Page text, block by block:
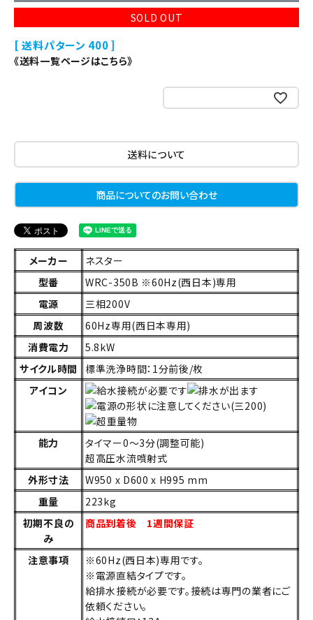
SOLD OUT
送料パターン 400
《送料一覧ページはこちら》
送料について
商品についてのお問い合わせ
メーカー
ネスター
型番
WRC-350B ※60Hz(西日本)専用
電源
三相200V
周波数
60Hz専用(西日本専用)
消費電力
5.8kW
サイクル時間
標準洗浄時間：1分前後/枚
アイコン
能力
タイマー0～3分(調整可能)
超高圧水流噴射式
外形寸法
W950 x D600 x H995 mm
重量
223kg
初期不良の
み
商品到着後 1週間保証
注意事項
※60Hz(西日本)専用です。
※電源直結タイプです。
給排水接続が必要です。接続は専門の業者にご
依頼ください。